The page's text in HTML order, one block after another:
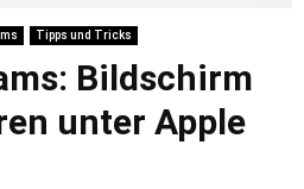
Tipps und Tricks
Bildschirm
unter Apple